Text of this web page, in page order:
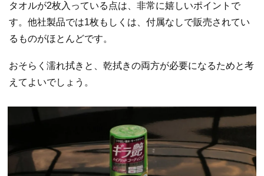
タオルが2枚入っている点は、非常に嬉しいポイントで
す。他社製品では1枚もしくは、付属なしで販売されてい
るものがほとんどです。
おそらく濡れ拭きと、乾拭きの両方が必要になるためと考
えてよいでしょう。